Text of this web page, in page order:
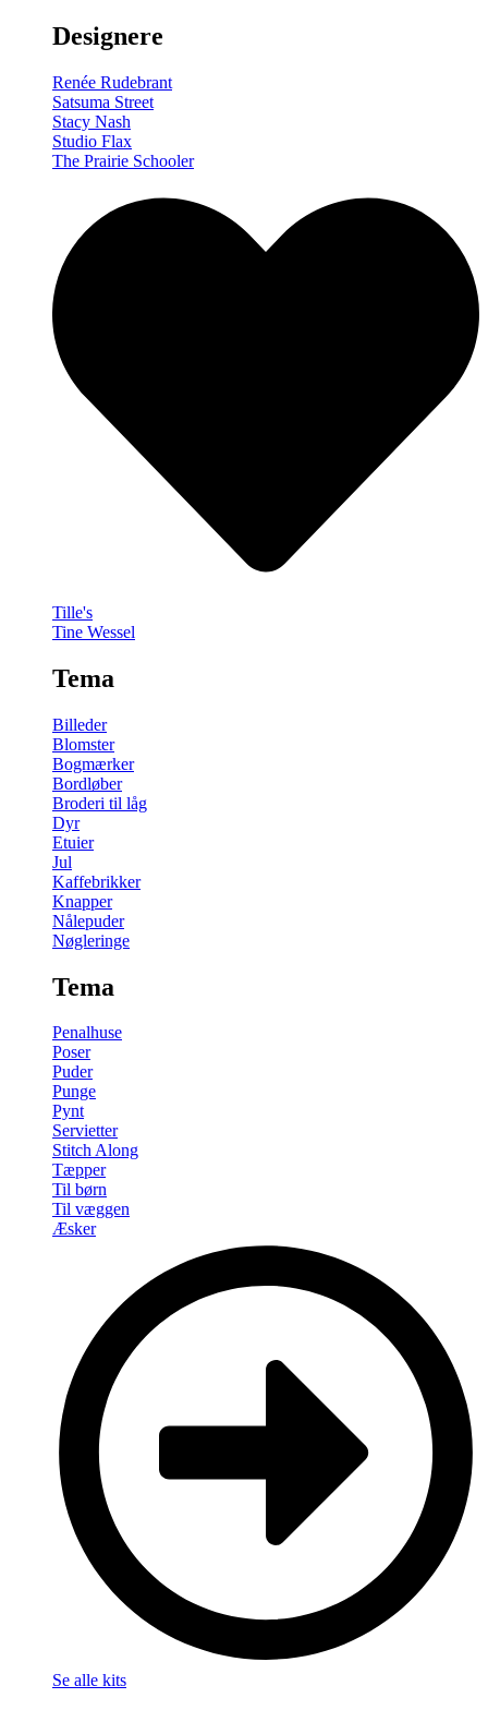
Designere
Renée Rudebrant
Satsuma Street
Stacy Nash
Studio Flax
The Prairie Schooler
Tille's
Tine Wessel
Tema
Billeder
Blomster
Bogmærker
Bordløber
Broderi til låg
Dyr
Etuier
Jul
Kaffebrikker
Knapper
Nålepuder
Nøgleringe
Tema
Penalhuse
Poser
Puder
Punge
Pynt
Servietter
Stitch Along
Tæpper
Til børn
Til væggen
Æsker
Se alle kits